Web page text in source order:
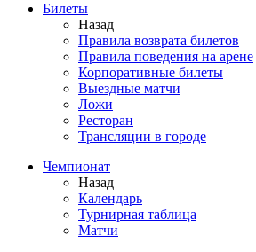
Билеты
Назад
Правила возврата билетов
Правила поведения на арене
Корпоративные билеты
Выездные матчи
Ложи
Ресторан
Трансляции в городе
Чемпионат
Назад
Календарь
Турнирная таблица
Матчи